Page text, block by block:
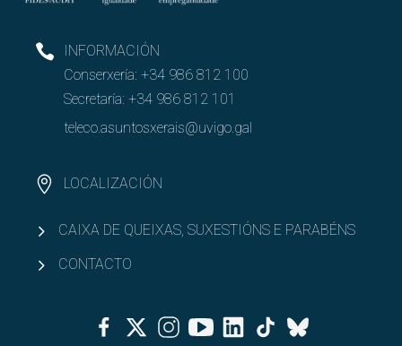
AbrirGoberno
AbrirPAS e PDI
AbrirRecursos e infraestruturas
AbrirCalidade
INFORMACIÓN
Conserxería: +34 986 812 100
Secretaría: +34 986 812 101
teleco.asuntosxerais@uvigo.gal
LOCALIZACIÓN
CAIXA DE QUEIXAS, SUXESTIÓNS E PARABÉNS
CONTACTO
FacebookTwitterInstagramYoutubeLinkedinTiktok
Bluesky